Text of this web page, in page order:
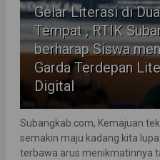
Gelar Literasi di Dua
Tempat , RTIK
berharap Siswa
Garda Terdepan
Digital
Subangkab.com, Kemajuan
semakin maju kadang kita
terbawa arus menikmatinnya